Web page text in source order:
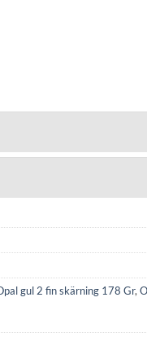
🚚
gul 2 fin skärning 178 Gr,